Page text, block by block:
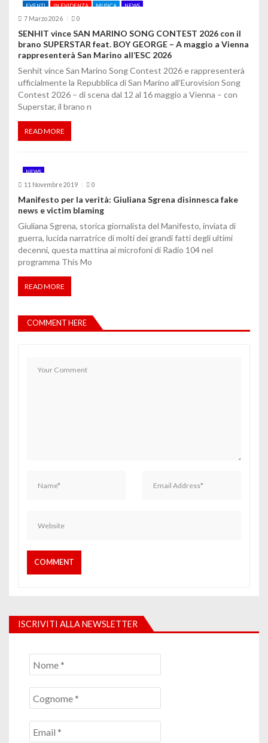
EVENTI IN EVIDENZA MUSICA NEWS
7 Marzo 2026 0
SENHIT vince SAN MARINO SONG CONTEST 2026 con il
brano SUPERSTAR feat. BOY GEORGE – A maggio a Vienna
rappresenterà San Marino all’ESC 2026
Senhit vince San Marino Song Contest 2026 e rappresenterà
ufficialmente la Repubblica di San Marino all’Eurovision Song
Contest 2026 – di scena dal 12 al 16 maggio a Vienna – con
Superstar, il brano n
READ MORE
NEWS
11 Novembre 2019 0
Manifesto per la verità: Giuliana Sgrena disinnesca fake
news e victim blaming
Giuliana Sgrena, storica giornalista del Manifesto, inviata di
guerra, lucida narratrice di molti dei grandi fatti degli ultimi
decenni, questa mattina ai microfoni di Radio 104 nel
programma This Mo
READ MORE
COMMENT HERE
ISCRIVITI ALLA NEWSLETTER